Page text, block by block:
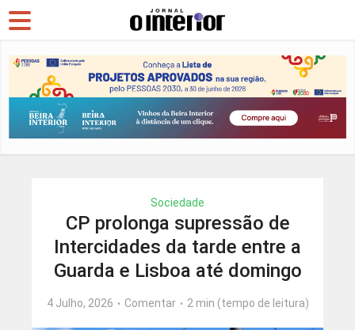
Sociedade
CP prolonga supressão de
Intercidades da tarde entre a
Guarda e Lisboa até domingo
4 Julho, 2026 Comentar 2 min (tempo de leitura)